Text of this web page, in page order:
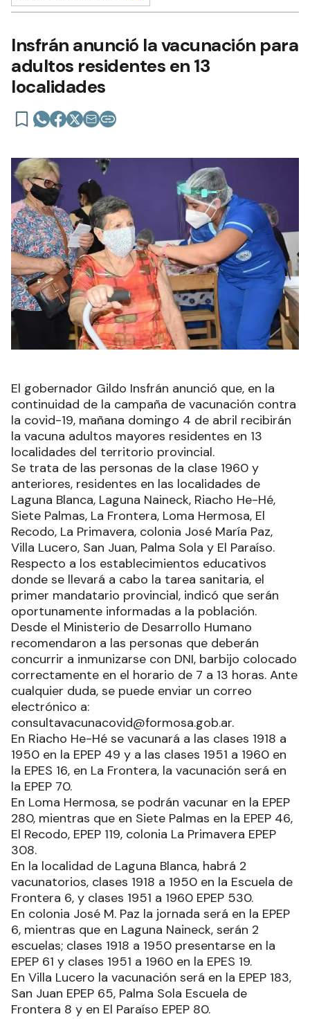
Insfrán anunció la vacunación para
adultos residentes en 13
localidades
El gobernador Gildo Insfrán anunció que, en la
continuidad de la campaña de vacunación contra
la covid-19, mañana domingo 4 de abril recibirán
la vacuna adultos mayores residentes en 13
localidades del territorio provincial.
Se trata de las personas de la clase 1960 y
anteriores, residentes en las localidades de
Laguna Blanca, Laguna Naineck, Riacho He-Hé,
Siete Palmas, La Frontera, Loma Hermosa, El
Recodo, La Primavera, colonia José María Paz,
Villa Lucero, San Juan, Palma Sola y El Paraíso.
Respecto a los establecimientos educativos
donde se llevará a cabo la tarea sanitaria, el
primer mandatario provincial, indicó que serán
oportunamente informadas a la población.
Desde el Ministerio de Desarrollo Humano
recomendaron a las personas que deberán
concurrir a inmunizarse con DNI, barbijo colocado
correctamente en el horario de 7 a 13 horas. Ante
cualquier duda, se puede enviar un correo
electrónico a:
consultavacunacovid@formosa.gob.ar.
En Riacho He-Hé se vacunará a las clases 1918 a
1950 en la EPEP 49 y a las clases 1951 a 1960 en
la EPES 16, en La Frontera, la vacunación será en
la EPEP 70.
En Loma Hermosa, se podrán vacunar en la EPEP
280, mientras que en Siete Palmas en la EPEP 46,
El Recodo, EPEP 119, colonia La Primavera EPEP
308.
En la localidad de Laguna Blanca, habrá 2
vacunatorios, clases 1918 a 1950 en la Escuela de
Frontera 6, y clases 1951 a 1960 EPEP 530.
En colonia José M. Paz la jornada será en la EPEP
6, mientras que en Laguna Naineck, serán 2
escuelas; clases 1918 a 1950 presentarse en la
EPEP 61 y clases 1951 a 1960 en la EPES 19.
En Villa Lucero la vacunación será en la EPEP 183,
San Juan EPEP 65, Palma Sola Escuela de
Frontera 8 y en El Paraíso EPEP 80.